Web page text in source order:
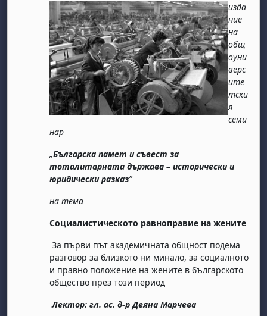
изда
ние
на
общ
оуни
верс
ите
тски
я
семи
нар
„Българска памет и съвест за
тоталитарната държава – исторически и
юридически разказ”
на тема
Социалистическото равноправие на жените
За първи път академичната общност подема
разговор за близкото ни минало, за социалното
и правно положение на жените в българското
общество през този период
Лектор: гл. ас. д-р Деяна Марчева